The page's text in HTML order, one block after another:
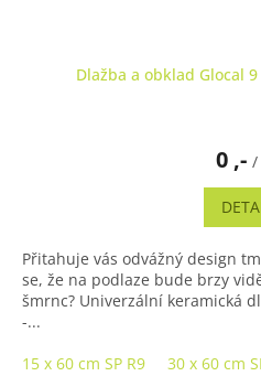
Dlažba a obklad Glocal
0 ,- /
Přitahuje vás odvážný design
se, že na podlaze bude brzy
šmrnc? Univerzální keramická
-...
15 x 60 cm SP R9
30 x 60 cm